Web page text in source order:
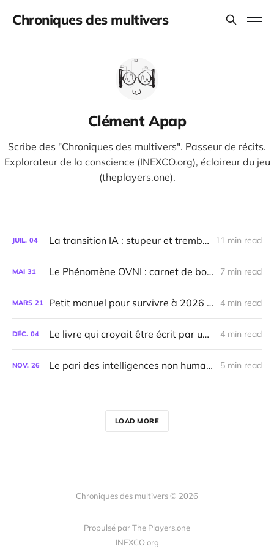
Chroniques des multivers
Clément Apap
Scribe des "Chroniques des multivers". Passeur de récits.
Explorateur de la conscience (INEXCO.org), éclaireur du jeu
(theplayers.one).
JUIL. 04 La transition IA : stupeur et tremblements 11 min read
MAI 31 Le Phénomène OVNI : carnet de bord, juin 2026 7 min read
MARS 21 Petit manuel pour survivre à 2026 (et au-delà) 4 min read
DÉC. 04 Le livre qui croyait être écrit par une IA 4 min read
NOV. 26 Le pari des intelligences non humaines (🛸) 5 min read
LOAD MORE
Chroniques des multivers © 2026
Propulsé par The Players.one
INEXCO org